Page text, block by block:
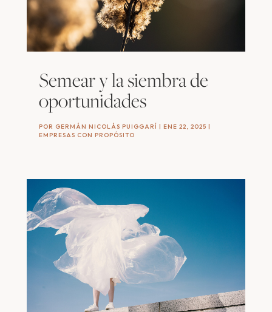
Semear y la siembra de
oportunidades
POR GERMÁN NICOLÁS PUIGGARÍ ENE 22, 2025
EMPRESAS CON PROPÓSITO